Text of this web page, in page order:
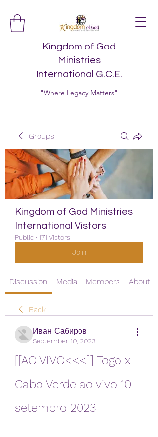
Kingdom of God
Ministries
International G.C.E.
"Where Legacy Matters"
Groups
Kingdom of God Ministries
International Vistors
Public · 171 Vistors
Join
Discussion Media Members About
Back
Иван Сабиров
September 10, 2023
[[AO VIVO<<<]] Togo x
Cabo Verde ao vivo 10
setembro 2023